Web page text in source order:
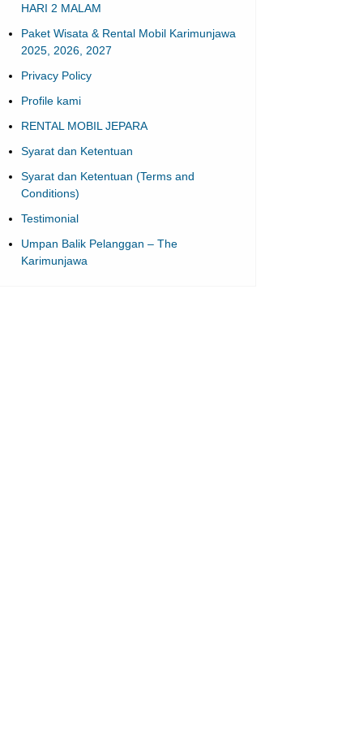
HARI 2 MALAM
Paket Wisata & Rental Mobil Karimunjawa
2025, 2026, 2027
Privacy Policy
Profile kami
RENTAL MOBIL JEPARA
Syarat dan Ketentuan
Syarat dan Ketentuan (Terms and
Conditions)
Testimonial
Umpan Balik Pelanggan – The
Karimunjawa